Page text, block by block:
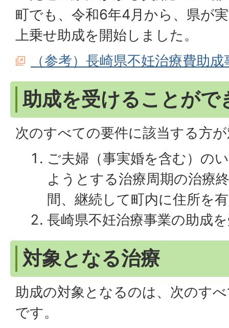
町でも、令和6年4月から、県が
上乗せ助成を開始しました。
（参考）長崎県不妊治療費助成
助成を受けることがで
次のすべての要件に該当する方
ご夫婦（事実婚を含む）の
ようとする治療周期の治療
間、継続して町内に住所を
長崎県不妊治療事業の助成
対象となる治療
助成の対象となるのは、次のす
です。